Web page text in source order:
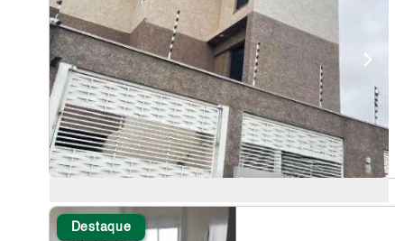
Destaque